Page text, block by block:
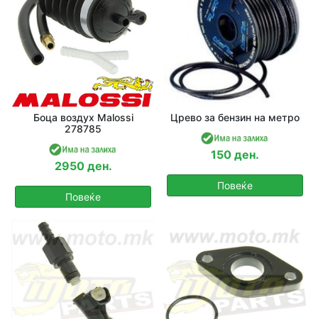
Боца воздух Malossi
278785
2950 ден.
Повеќе
Црево за бензин на метро
150 ден.
Повеќе